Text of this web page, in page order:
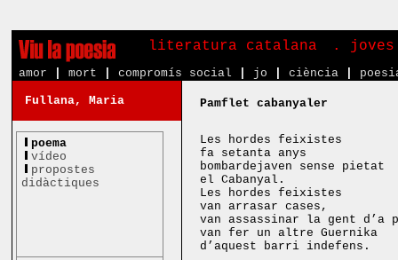
literatura catalana .
amor mort compromís social jo ciència
Fullana, Maria
poema
vídeo
propostes
didàctiques
Pamflet cabanyaler
Les hordes feixistes
fa setanta anys
bombardejaven sense pietat
el Cabanyal.
Les hordes feixistes
van arrasar cases,
van assassinar la gent d’a
van fer un altre Guernika
d’aquest barri indefens.